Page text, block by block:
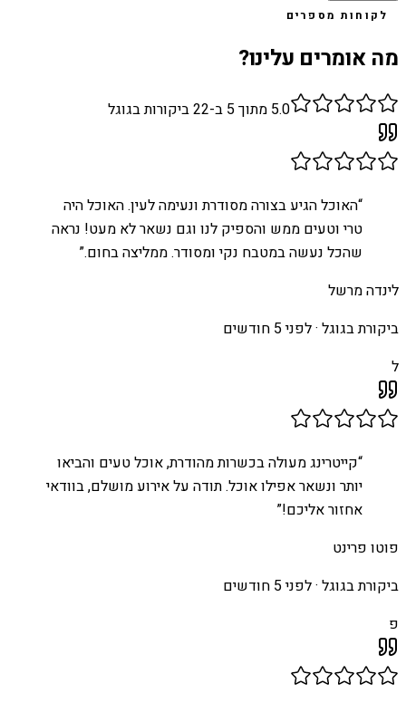
לקוחות מספרים
מה אומרים עלינו?
5.0 מתוך 5 ב- 22ביקורות בגוגל
“האוכל הגיע בצורה מסודרת ונעימה לעין. האוכל היה
טרי וטעים ממש והספיק לנו וגם נשאר לא מעט! נראה
שהכל נעשה במטבח נקי ומסודר. ממליצה בחום.”
לינדה מרשל
ביקורת בגוגל ·לפני 5 חודשים
ל
“קייטרינג מעולה בכשרות מהודרת, אוכל טעים והביאו
יותר ונשאר אפילו אוכל. תודה על אירוע מושלם, בוודאי
אחזור אליכם!”
פוטו פרינט
ביקורת בגוגל ·לפני 5 חודשים
פ